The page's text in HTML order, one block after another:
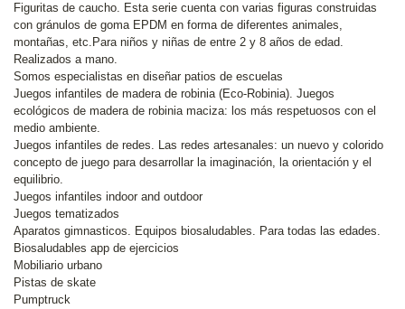
Figuritas de caucho. Esta serie cuenta con varias figuras construidas
con gránulos de goma EPDM en forma de diferentes animales,
montañas, etc.Para niños y niñas de entre 2 y 8 años de edad.
Realizados a mano.
Somos especialistas en diseñar patios de escuelas
Juegos infantiles de madera de robinia (Eco-Robinia). Juegos
ecológicos de madera de robinia maciza: los más respetuosos con el
medio ambiente.
Juegos infantiles de redes. Las redes artesanales: un nuevo y colorido
concepto de juego para desarrollar la imaginación, la orientación y el
equilibrio.
Juegos infantiles indoor and outdoor
Juegos tematizados
Aparatos gimnasticos. Equipos biosaludables. Para todas las edades.
Biosaludables app de ejercicios
Mobiliario urbano
Pistas de skate
Pumptruck